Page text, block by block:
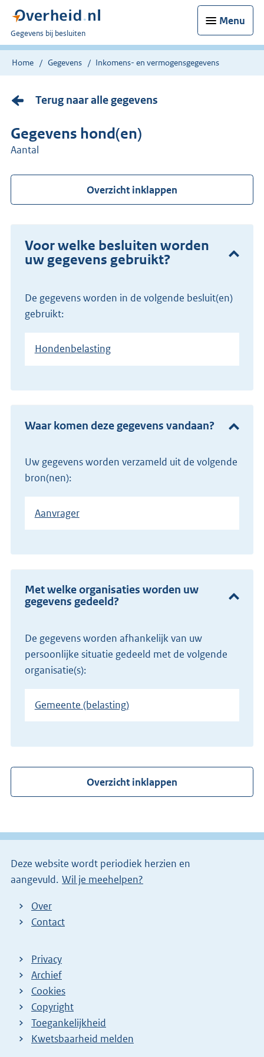
Menu
U
bent
nu
Gegevens bij besluiten
Home Gegevens Inkomens- en vermogensgegevens
Terug naar alle gegevens
Gegevens hond(en)
Aantal
Overzicht inklappen
Voor welke besluiten worden
uw gegevens gebruikt?
De gegevens worden in de volgende besluit(en)
gebruikt:
Hondenbelasting
Waar komen deze gegevens vandaan?
Uw gegevens worden verzameld uit de volgende
bron(nen):
Aanvrager
Met welke organisaties worden uw
gegevens gedeeld?
De gegevens worden afhankelijk van uw
persoonlijke situatie gedeeld met de volgende
organisatie(s):
Gemeente (belasting)
Overzicht inklappen
Deze website wordt periodiek herzien en
aangevuld. Wil je meehelpen?
Over
Contact
Privacy
Archief
Cookies
Copyright
Toegankelijkheid
Kwetsbaarheid melden